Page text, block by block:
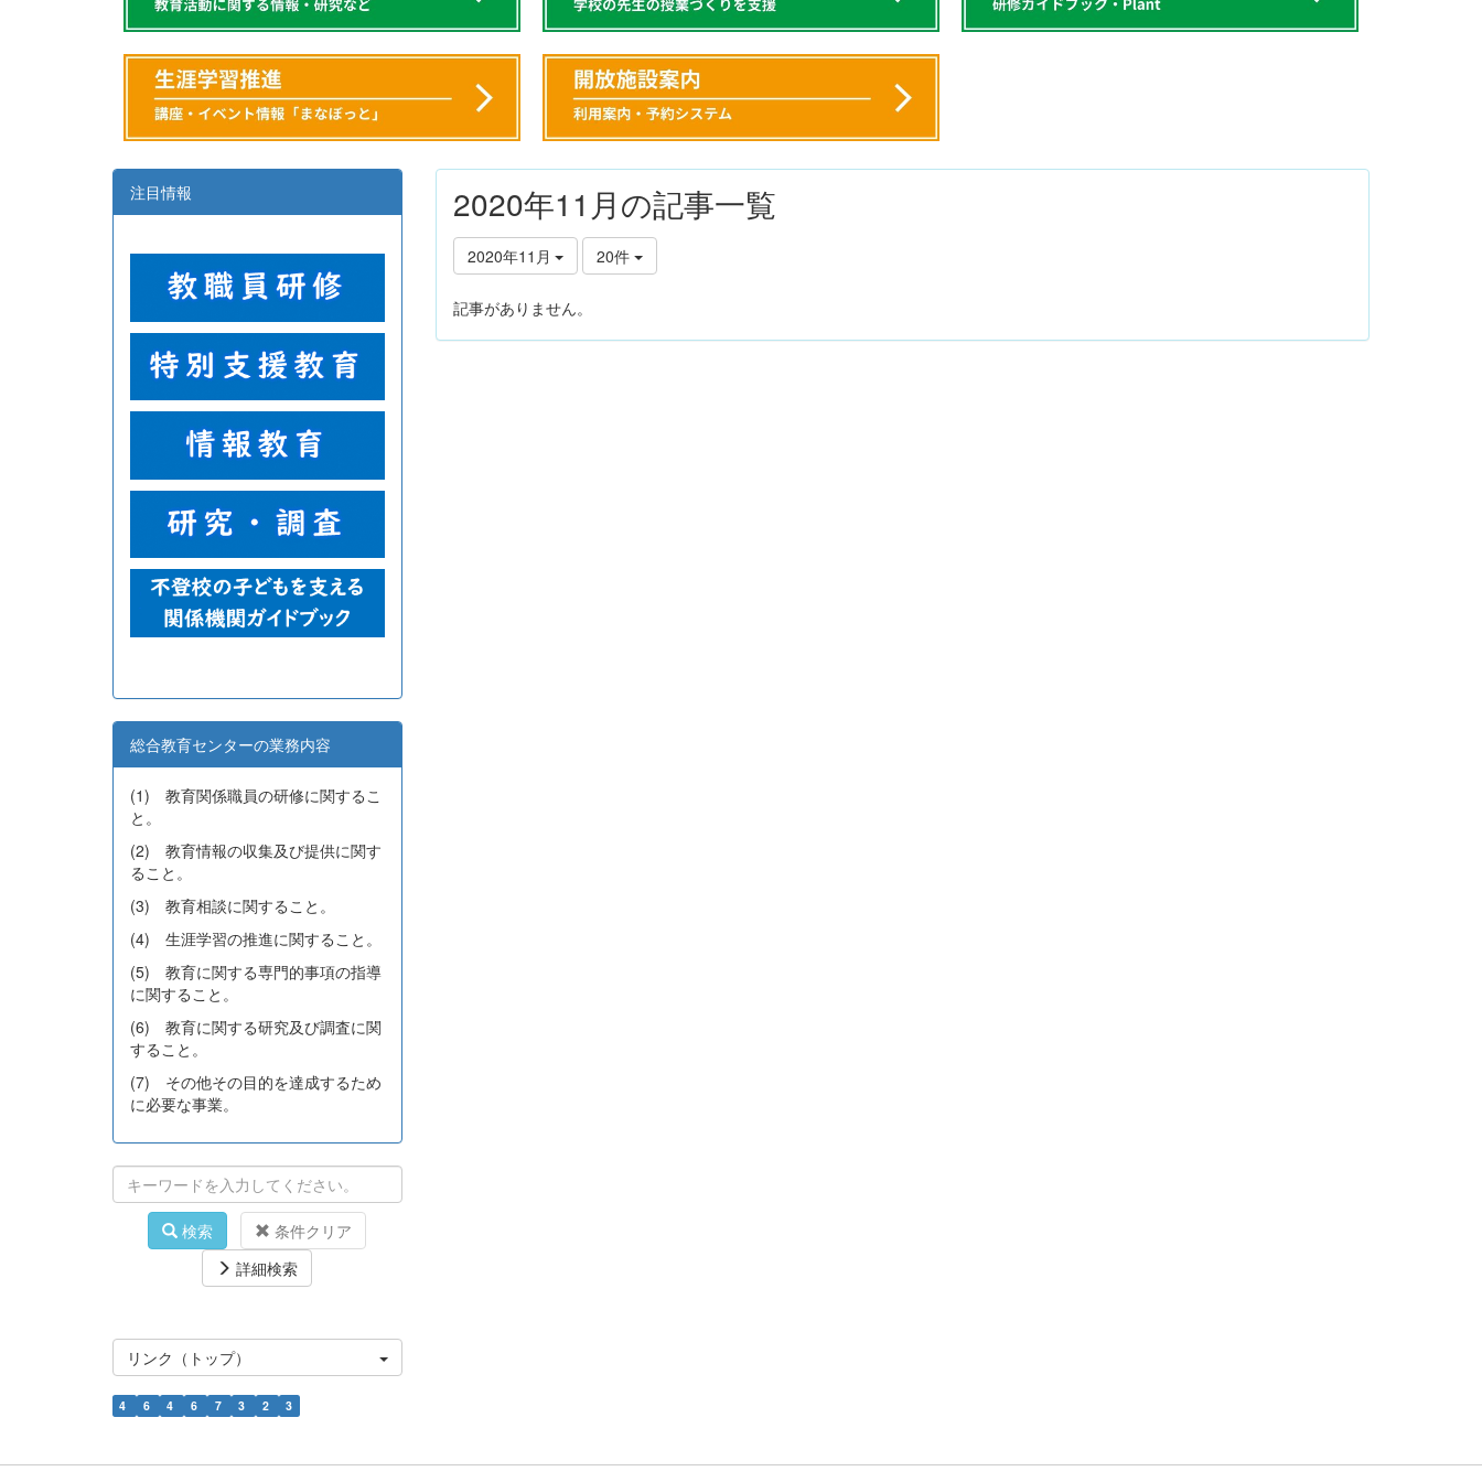
2020年11月の記事一覧
2020年11月 20件
記事がありません。
注目情報
総合教育センターの業務内容
(1) 教育関係職員の研修に関するこ
と。
(2) 教育情報の収集及び提供に関す
ること。
(3) 教育相談に関すること。
(4) 生涯学習の推進に関すること。
(5) 教育に関する専門的事項の指導
に関すること。
(6) 教育に関する研究及び調査に関
すること。
(7) その他その目的を達成するため
に必要な事業。
検索
条件クリア
詳細検索
リンク（トップ）
4 6 4 6 7 3 2 3